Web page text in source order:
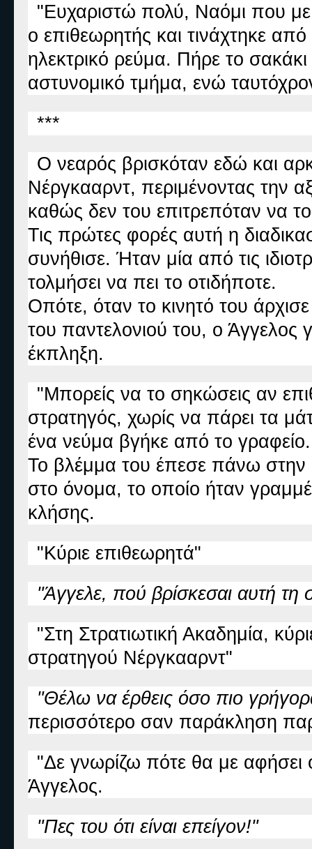
"Ευχαριστώ πολύ, Ναόμι που
ο επιθεωρητής και τινάχτηκε
ηλεκτρικό ρεύμα. Πήρε το
αστυνομικό τμήμα, ενώ
***
Ο νεαρός βρισκόταν εδώ και
Νέργκααρντ, περιμένοντας την
καθώς δεν του επιτρεπόταν να
Τις πρώτες φορές αυτή η
συνήθισε. Ήταν μία από τις
τολμήσει να πει το οτιδήποτε.
Οπότε, όταν το κινητό του
του παντελονιού του, ο
έκπληξη.
"Μπορείς να το σηκώσεις αν
στρατηγός, χωρίς να πάρει τα
ένα νεύμα βγήκε από το γραφείο.
Το βλέμμα του έπεσε πάνω στην
στο όνομα, το οποίο ήταν
κλήσης.
"Κύριε επιθεωρητά"
"Άγγελε, πού βρίσκεσαι αυτή τη
"Στη Στρατιωτική Ακαδημία,
στρατηγού Νέργκααρντ"
"Θέλω να έρθεις όσο πιο
περισσότερο σαν παράκληση
"Δε γνωρίζω πότε θα με αφήσει
Άγγελος.
"Πες του ότι είναι επείγον!"